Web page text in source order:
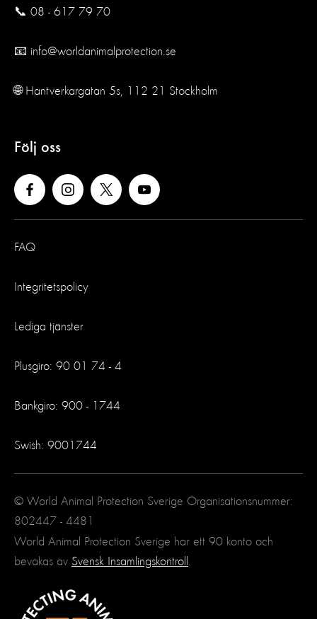
📞 08 - 617 79 70
📧 info@worldanimalprotection.se
🌐 Hantverkargatan 5s, 112 21 Stockholm
Följ oss
FAQ
Integritetspolicy
Lediga tjänster
Plusgiro: 90 01 74 - 4
Bankgiro: 900 - 1744
Swish: 9001744
© World Animal Protection Sverige Organisationsnummer:
802447 - 4481
World Animal Protection Sverige har ett 90 konto och
bevakas av Svensk Insamlingskontroll.